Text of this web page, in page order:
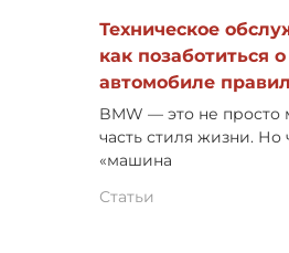
Техническое
как позаботиться
автомобиле
BMW — это не просто
часть стиля жизни. Но
«машина
Статьи